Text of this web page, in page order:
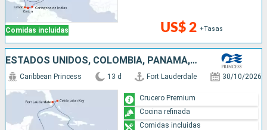
Comidas incluidas US$ 2 +Tasas
ESTADOS UNIDOS, COLOMBIA, PANAMÁ, COSTA RICA, BAHAMAS
Caribbean Princess 13 d Fort Lauderdale 30/10/2026
Crucero Premium
Cocina refinada
Comidas incluidas